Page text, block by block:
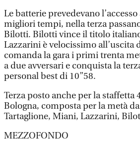
Le batterie prevedevano
migliori tempi, nella terza
Bilotti. Bilotti vince il titolo
Lazzarini è velocissimo all’uscita
comanda la gara i primi trenta
a due avversari e conquista la
personal best di 10”58.
Terza posto anche per la staffetta
Bologna, composta per la metà
Tartaglione, Miani, Lazzarini,
MEZZOFONDO